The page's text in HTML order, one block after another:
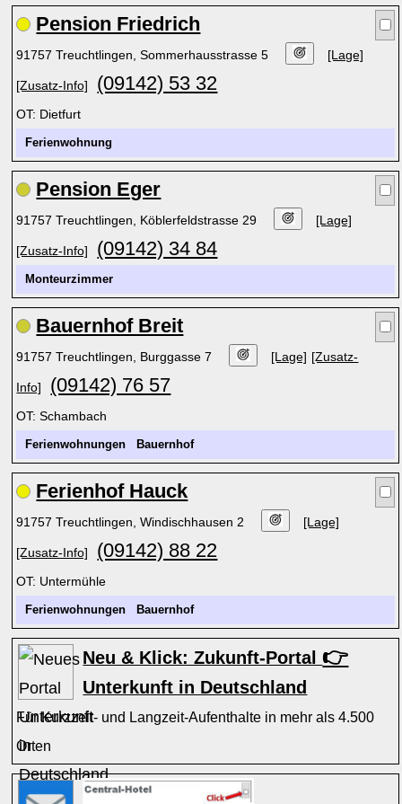
Pension Friedrich
91757 Treuchtlingen, Sommerhausstrasse 5 [Lage]
[Zusatz-Info] (09142) 53 32
OT: Dietfurt
Ferienwohnung
Pension Eger
91757 Treuchtlingen, Köblerfeldstrasse 29 [Lage]
[Zusatz-Info] (09142) 34 84
Monteurzimmer
Bauernhof Breit
91757 Treuchtlingen, Burggasse 7 [Lage] [Zusatz-
Info] (09142) 76 57
OT: Schambach
Ferienwohnungen Bauernhof
Ferienhof Hauck
91757 Treuchtlingen, Windischhausen 2 [Lage]
[Zusatz-Info] (09142) 88 22
OT: Untermühle
Ferienwohnungen Bauernhof
Neu & Klick: Zukunft-Portal 👉
Unterkunft in Deutschland
Für Kurzzeit- und Langzeit-Aufenthalte in mehr als 4.500
Orten